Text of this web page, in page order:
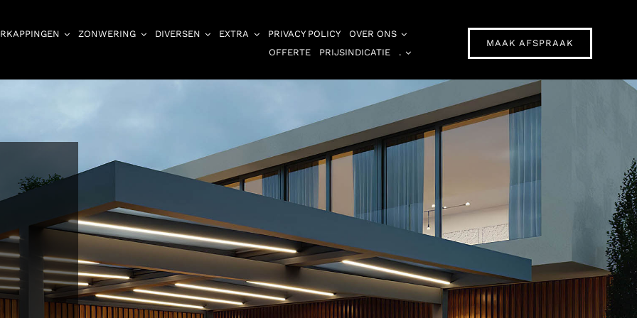
ZONWERING DIVERSEN EXTRA PRIVACY POLICY
OVER ONS
OFFERTE
PRIJSINDICATIE .
MAAK AFSPRAAK